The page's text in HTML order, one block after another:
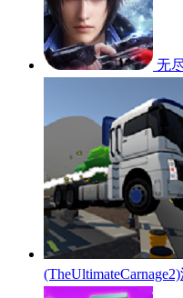
无